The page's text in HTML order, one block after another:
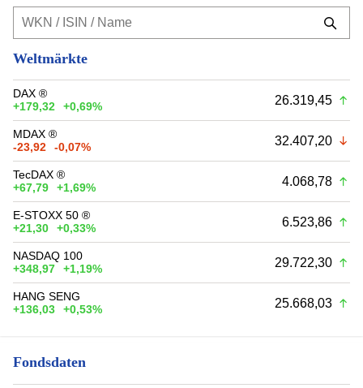
Weltmärkte
DAX ®
+179,32
+0,69% 26.319,45
MDAX ®
-23,92
-0,07% 32.407,20
TecDAX ®
+67,79
+1,69% 4.068,78
E-STOXX 50 ®
+21,30
+0,33% 6.523,86
NASDAQ 100
+348,97
+1,19% 29.722,30
HANG SENG
+136,03
+0,53% 25.668,03
Fondsdaten